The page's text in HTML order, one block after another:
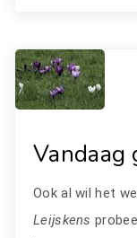
Vandaag
Ook al wil het
Leijskens